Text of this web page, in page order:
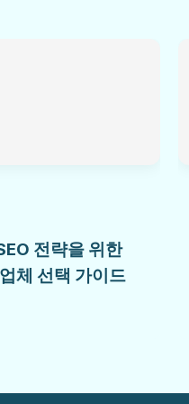
전략을 위한
체 선택 가이드